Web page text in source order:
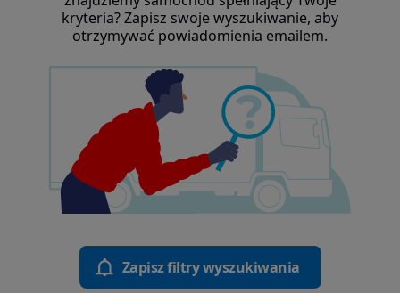
kryteria? Zapisz swoje wyszukiwanie, aby
otrzymywać powiadomienia emailem.
Zapisz filtry wyszukiwania